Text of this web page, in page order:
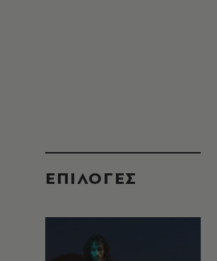
EΠΙΛΟΓΈΣ